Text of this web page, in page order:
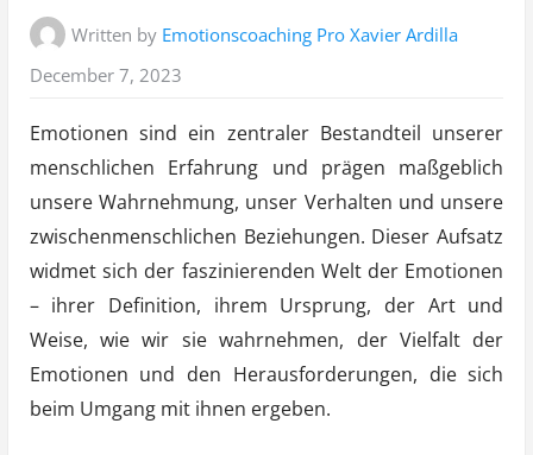
Written by Emotionscoaching Pro Xavier Ardilla
December 7, 2023
Emotionen sind ein zentraler Bestandteil unserer
menschlichen Erfahrung und prägen maßgeblich
unsere Wahrnehmung, unser Verhalten und unsere
zwischenmenschlichen Beziehungen. Dieser Aufsatz
widmet sich der faszinierenden Welt der Emotionen
– ihrer Definition, ihrem Ursprung, der Art und
Weise, wie wir sie wahrnehmen, der Vielfalt der
Emotionen und den Herausforderungen, die sich
beim Umgang mit ihnen ergeben.